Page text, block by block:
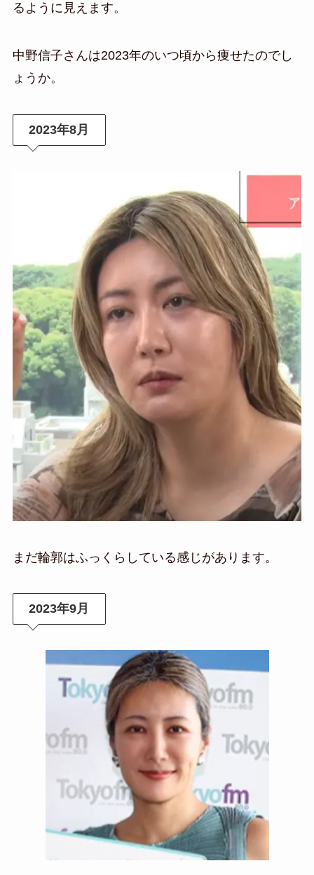
るように見えます。
中野信子さんは2023年のいつ頃から痩せたのでし
ょうか。
2023年8月
まだ輪郭はふっくらしている感じがあります。
2023年9月